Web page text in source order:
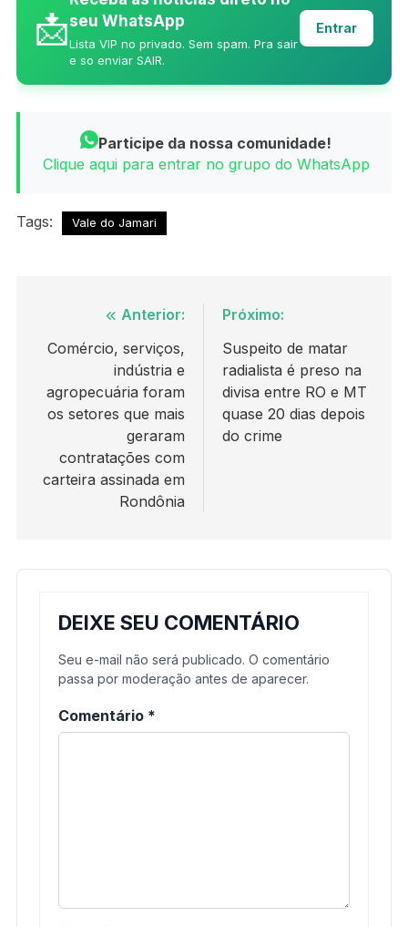
📩seu WhatsApp
Lista VIP no privado. Sem spam. Pra sair
e so enviar SAIR.
Entrar
Participe da nossa comunidade!
Clique aqui para entrar no grupo do WhatsApp
Tags: Vale do Jamari
Navegação
de
Post
Anterior:
Comércio, serviços,
indústria e
agropecuária foram
os setores que mais
geraram
contratações com
carteira assinada em
Rondônia
Próximo:
Suspeito de matar
radialista é preso na
divisa entre RO e MT
quase 20 dias depois
do crime
DEIXE SEU COMENTÁRIO
Seu e-mail não será publicado. O comentário
passa por moderação antes de aparecer.
Comentário *